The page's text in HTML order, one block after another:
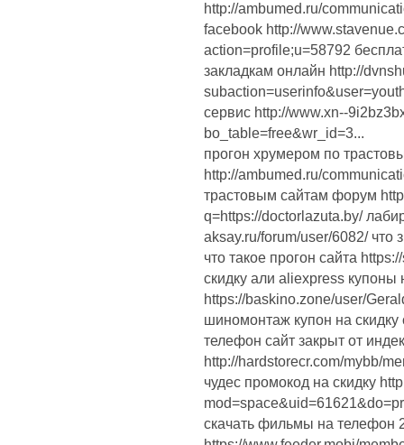
http://ambumed.ru/
facebook http://
action=profile;u=58792
закладкам онлайн http://
сервис http://www.xn--
bo_table=free&wr_id=3...
прогон хрумером по
http://ambumed.ru/
трастовым сайтам форум
q=https://doctorlazuta.by/
aksay.ru/forum/user/6082/ что
что такое прогон сайта
скидку али aliexpress купоны
https://baskino.zone/user/
шиномонтаж купон на
телефон сайт закрыт от
http://hardstorecr.com/mybb/
чудес промокод на скидку
скачать фильмы на телефон